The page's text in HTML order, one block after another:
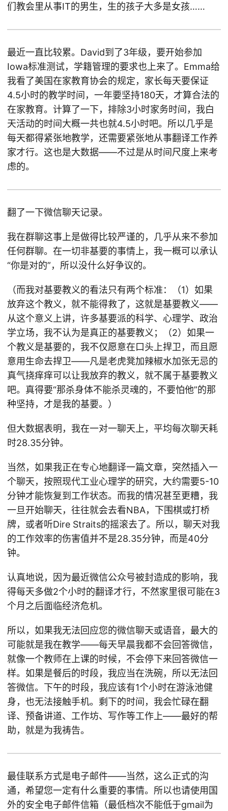
们教会里从事IT的男生，生的孩子大多是女孩……
最近一直比较累。David到了3年级，要开始参加
Iowa标准测试，学籍管理的要求也上来了。Emma给
我看了美国在家教育协会的规定，家长每天要保证
4.5小时的教学时间，一年要坚持180天，才算合法的
在家教育。计算了一下，排除3小时家务时间，我白
天活动的时间大概一共也就4.5小时吧。所以几乎是
每天都得紧张地教学，还需要紧张地从事翻译工作养
家才行。这也是大数据——不过是从时间尺度上来考
虑的。
翻了一下微信聊天记录。
我在群聊这事上是做得比较严谨的，几乎从来不参加
任何群聊。在一切非基要的事情上，我一概可以承认
“你是对的”，所以没什么好争议的。
（而我对基要教义的看法只有两个标准：（1）如果
放弃这个教义，就不能得救了，这就是基要教义——
从这个意义上讲，许多基要派的科学、心理学、政治
学立场，我不认为是真正的基要教义；（2）如果一
个教义是基要的，我不仅愿意在口头上捍卫，而且愿
意用生命去捍卫——凡是老虎凳加辣椒水加张无忌的
真气挠痒痒可以让我放弃的教义，就不属于基要教义
吧。真得要“那杀身体不能杀灵魂的，不要怕他”的那
种坚持，才是我的基要。）
但大数据表明，我在一对一聊天上，平均每次聊天耗
时28.35分钟。
当然，如果我正在专心地翻译一篇文章，突然插入一
个聊天，按照现代工业心理学的研究，大约需要5-10
分钟才能恢复到工作状态。而我的情况甚至更糟，我
一旦开始聊天，往往就会去看NBA，下围棋或打桥
牌，或者听Dire Straits的摇滚去了。所以，聊天对我
的工作效率的伤害值并不是28.35分钟，而是40分
钟。
认真地说，因为最近微信公众号被封造成的影响，我
得每天多做2个小时的翻译才行，不然家里很可能在3
个月之后面临经济危机。
所以，如果我无法回应您的微信聊天或语音，最大的
可能就是我在教学——每天早晨我都不会回答微信，
就像一个教师在上课的时候，不会停下来回答微信一
样。如果是餐后的时段，我应当在洗碗，所以无法回
答微信。下午的时段，我应该有1个小时在游泳池健
身，也无法接触手机。剩下的时间，我会忙碌在翻
译、预备讲道、工作坊、写作等工作上——最好的帮
助，就是为我祷告。
最佳联系方式是电子邮件——当然，这么正式的沟
通，希望您一定有什么重要的事情。所以也请使用国
外的安全电子邮件信箱（最低档次不能低于gmail为